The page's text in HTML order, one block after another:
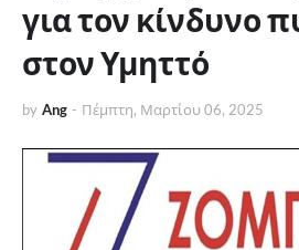
για τον κίνδυνο
στον Υμηττό
by Ang - Πέμπτη, Μαρτίου 06, 2025